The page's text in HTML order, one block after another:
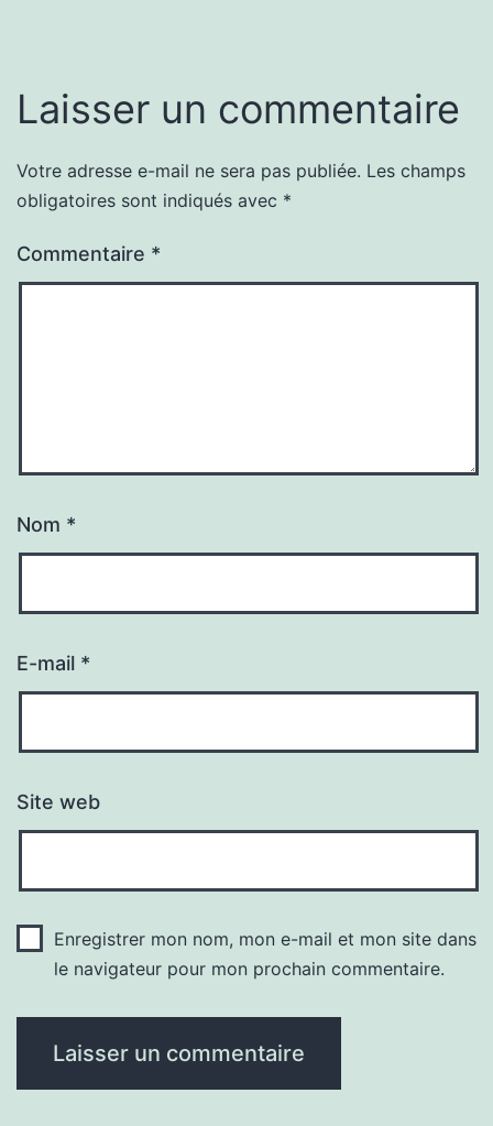
Laisser un commentaire
Votre adresse e-mail ne sera pas publiée. Les champs
obligatoires sont indiqués avec *
Commentaire *
Nom *
E-mail *
Site web
Enregistrer mon nom, mon e-mail et mon site dans
le navigateur pour mon prochain commentaire.